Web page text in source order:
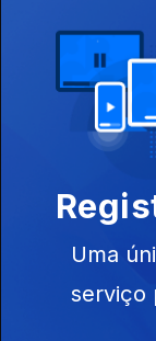
Mudou-se
30 jul. 2026
Grupo Coral
Uma
serviço